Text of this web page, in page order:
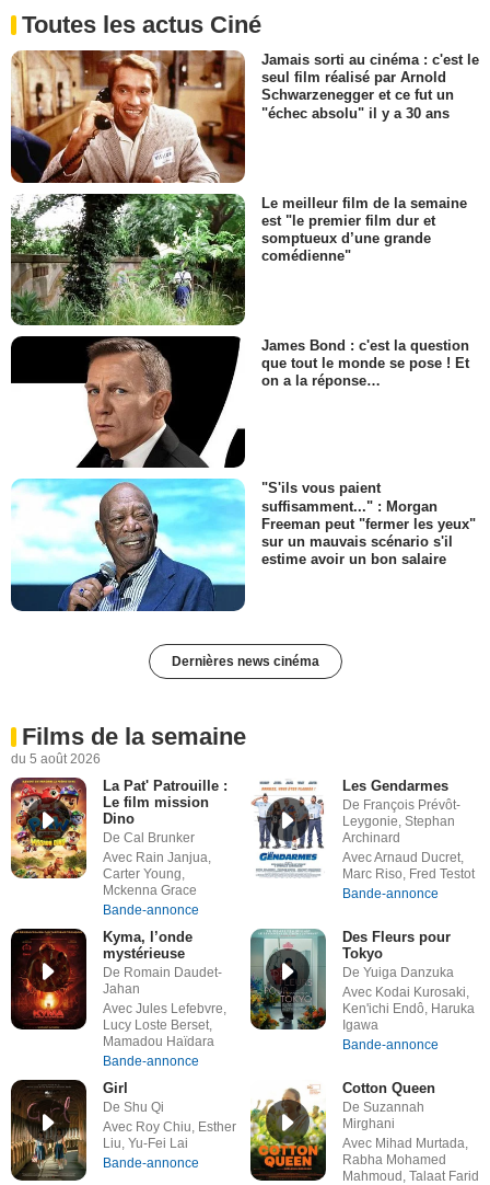
Toutes les actus Ciné
Jamais sorti au cinéma : c'est le
seul film réalisé par Arnold
Schwarzenegger et ce fut un
"échec absolu" il y a 30 ans
Le meilleur film de la semaine
est "le premier film dur et
somptueux d’une grande
comédienne"
James Bond : c'est la question
que tout le monde se pose ! Et
on a la réponse…
"S'ils vous paient
suffisamment..." : Morgan
Freeman peut "fermer les yeux"
sur un mauvais scénario s'il
estime avoir un bon salaire
Dernières news cinéma
Films de la semaine
du 5 août 2026
La Pat' Patrouille :
Le film mission
Dino
De Cal Brunker
Avec Rain Janjua,
Carter Young,
Mckenna Grace
Bande-annonce
Les Gendarmes
De François Prévôt-
Leygonie, Stephan
Archinard
Avec Arnaud Ducret,
Marc Riso, Fred Testot
Bande-annonce
Kyma, l’onde
mystérieuse
De Romain Daudet-
Jahan
Avec Jules Lefebvre,
Lucy Loste Berset,
Mamadou Haïdara
Bande-annonce
Des Fleurs pour
Tokyo
De Yuiga Danzuka
Avec Kodai Kurosaki,
Ken'ichi Endô, Haruka
Igawa
Bande-annonce
Girl
De Shu Qi
Avec Roy Chiu, Esther
Liu, Yu-Fei Lai
Bande-annonce
Cotton Queen
De Suzannah
Mirghani
Avec Mihad Murtada,
Rabha Mohamed
Mahmoud, Talaat Farid